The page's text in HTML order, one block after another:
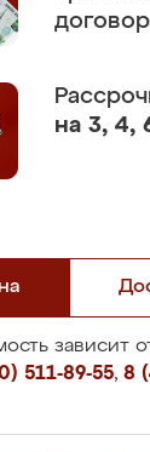
на 3, 4,
зависит
511-89-55, 8